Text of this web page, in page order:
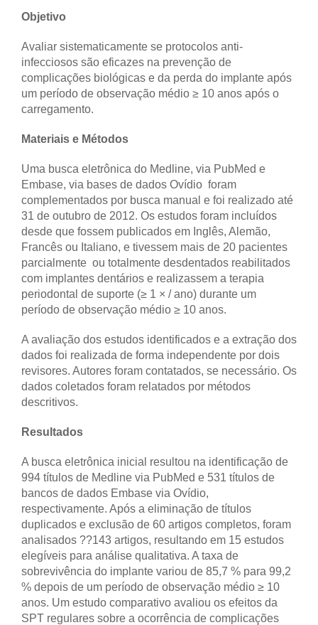
Objetivo
Avaliar sistematicamente se protocolos anti-
infecciosos são eficazes na prevenção de
complicações biológicas e da perda do implante após
um período de observação médio ≥ 10 anos após o
carregamento.
Materiais e Métodos
Uma busca eletrônica do Medline, via PubMed e
Embase, via bases de dados Ovídio foram
complementados por busca manual e foi realizado até
31 de outubro de 2012. Os estudos foram incluídos
desde que fossem publicados em Inglês, Alemão,
Francês ou Italiano, e tivessem mais de 20 pacientes
parcialmente ou totalmente desdentados reabilitados
com implantes dentários e realizassem a terapia
periodontal de suporte (≥ 1 × / ano) durante um
período de observação médio ≥ 10 anos.
A avaliação dos estudos identificados e a extração dos
dados foi realizada de forma independente por dois
revisores. Autores foram contatados, se necessário. Os
dados coletados foram relatados por métodos
descritivos.
Resultados
A busca eletrônica inicial resultou na identificação de
994 títulos de Medline via PubMed e 531 títulos de
bancos de dados Embase via Ovídio,
respectivamente. Após a eliminação de títulos
duplicados e exclusão de 60 artigos completos, foram
analisados ??143 artigos, resultando em 15 estudos
elegíveis para análise qualitativa. A taxa de
sobrevivência do implante variou de 85,7 % para 99,2
% depois de um período de observação médio ≥ 10
anos. Um estudo comparativo avaliou os efeitos da
SPT regulares sobre a ocorrência de complicações